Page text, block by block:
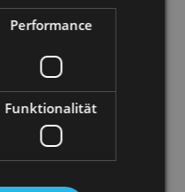
der als
Magaldi begeistert.
(Charles
Kostüme von
und rauben
und Ballett agieren –
mitreißend und
Feigel weiß das
Performance
Funktionalität